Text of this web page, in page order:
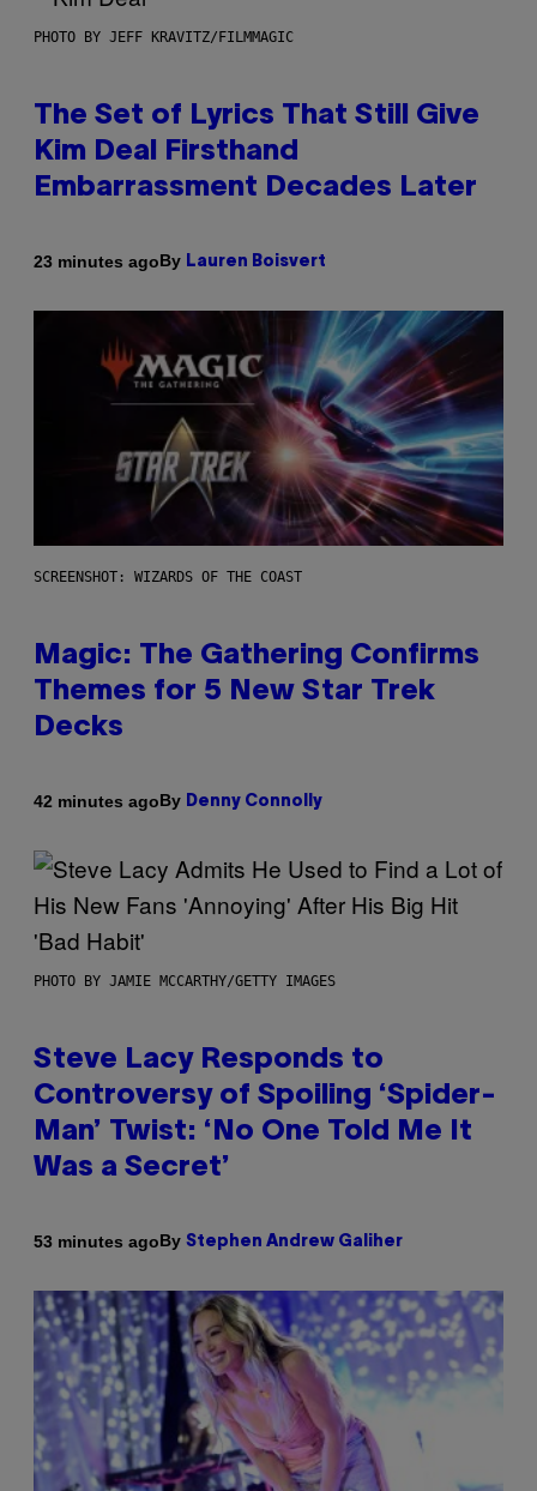
PHOTO BY JEFF KRAVITZ/FILMMAGIC
The Set of Lyrics That Still Give
Kim Deal Firsthand
Embarrassment Decades Later
23 minutes agoBy Lauren Boisvert
SCREENSHOT: WIZARDS OF THE COAST
Magic: The Gathering Confirms
Themes for 5 New Star Trek
Decks
42 minutes agoBy Denny Connolly
PHOTO BY JAMIE MCCARTHY/GETTY IMAGES
Steve Lacy Responds to
Controversy of Spoiling ‘Spider-
Man’ Twist: ‘No One Told Me It
Was a Secret’
53 minutes agoBy Stephen Andrew Galiher